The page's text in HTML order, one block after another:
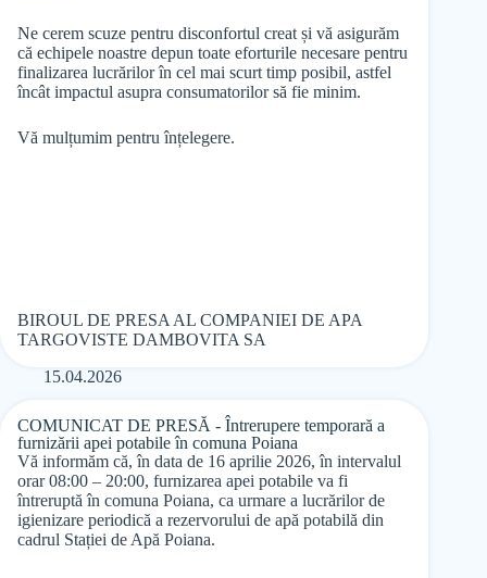
Ne cerem scuze pentru disconfortul creat și vă asigurăm
că echipele noastre depun toate eforturile necesare pentru
finalizarea lucrărilor în cel mai scurt timp posibil, astfel
încât impactul asupra consumatorilor să fie minim.
Vă mulțumim pentru înțelegere.
BIROUL DE PRESA AL COMPANIEI DE APA
TARGOVISTE DAMBOVITA SA
15.04.2026
COMUNICAT DE PRESĂ - Întrerupere temporară a
furnizării apei potabile în comuna Poiana
Vă informăm că, în data de 16 aprilie 2026, în intervalul
orar 08:00 – 20:00, furnizarea apei potabile va fi
întreruptă în comuna Poiana, ca urmare a lucrărilor de
igienizare periodică a rezervorului de apă potabilă din
cadrul Stației de Apă Poiana.